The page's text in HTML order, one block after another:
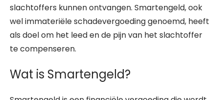
slachtoffers kunnen ontvangen. Smartengeld, ook
wel immateriële schadevergoeding genoemd, heeft
als doel om het leed en de pijn van het slachtoffer
te compenseren.
Wat is Smartengeld?